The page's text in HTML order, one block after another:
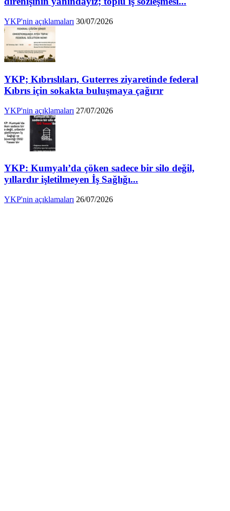
YKP'nin açıklamaları 30/07/2026
YKP; Kıbrıslıları, Guterres ziyaretinde federal
Kıbrıs için sokakta buluşmaya çağırır
YKP'nin açıklamaları 27/07/2026
YKP: Kumyalı’da çöken sadece bir silo değil,
yıllardır işletilmeyen İş Sağlığı...
YKP'nin açıklamaları 26/07/2026